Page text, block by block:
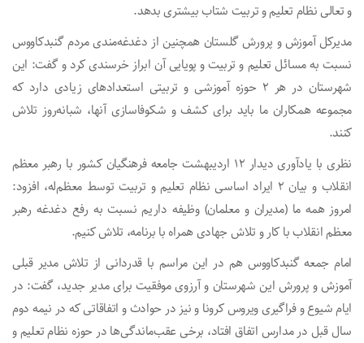
و تعالی نظام تعلیم و تربیت شتاب بیشتری بدهد.
مدیرکل آموزش و پرورش گلستان همچنین از دغدغه‌مندی مردم گنبدکاووس
نسبت به مسائل تعلیم و تربیت و پویایی آن ابراز خرسندی کرد و گفت: این
شهرستان در هر ۲ حوزه آموزشی و تربیتی استعدادهای زیادی دارد که
مجموعه همکاران ما باید برای کشف و شکوفاسازی آنها، شبانه‌روز تلاش
کنند.
نظری با یادآوری دیدار ۱۲ اردیبهشت جامعه فرهنگیان کشور با رهبر معظم
انقلاب و بیان ۲ ایراد اساسی نظام تعلیم و تربیت توسط معظم‌له، افزود:
امروز همه ما (مدیران و معلمان) وظیفه داریم نسبت به رفع دغدغه رهبر
معظم انقلاب با کار و تلاش جهادی همراه با برنامه، تلاش کنیم.
امام جمعه گنبدکاووس هم در این مراسم با قدردانی از تلاش مدیر قبلی
آموزش و پرورش این شهرستان و آرزوی موفقیت برای مدیر جدید، گفت: در
ایام شیوع و فراگیری ویروس کرونا و نیز در حوادث و اتفاقاتی که در نیمه دوم
سال قبل در مدارس اتفاق افتاد، برخی عقب‌ماندگی‌ها در حوزه نظام تعلیم و